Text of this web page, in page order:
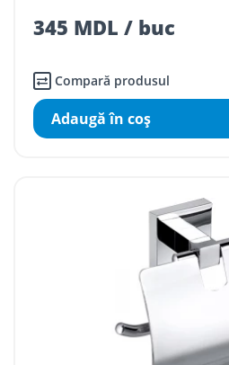
345 MDL / buc
Compară produsul
Adaugă în coş